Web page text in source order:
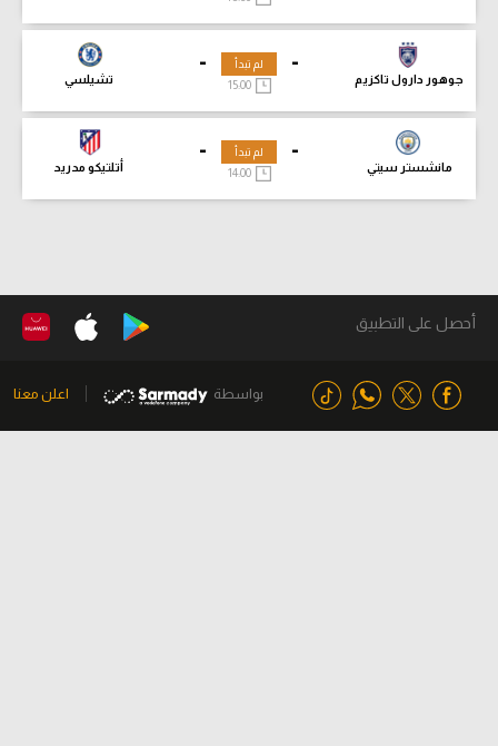
-
جوهور دارول تاكزيم
-
تشيلسي
لم تبدأ
15:00
-
مانشستر سيتي
-
أتلتيكو مدريد
لم تبدأ
14:00
أحصل على التطبيق
بواسطة اعلن معنا